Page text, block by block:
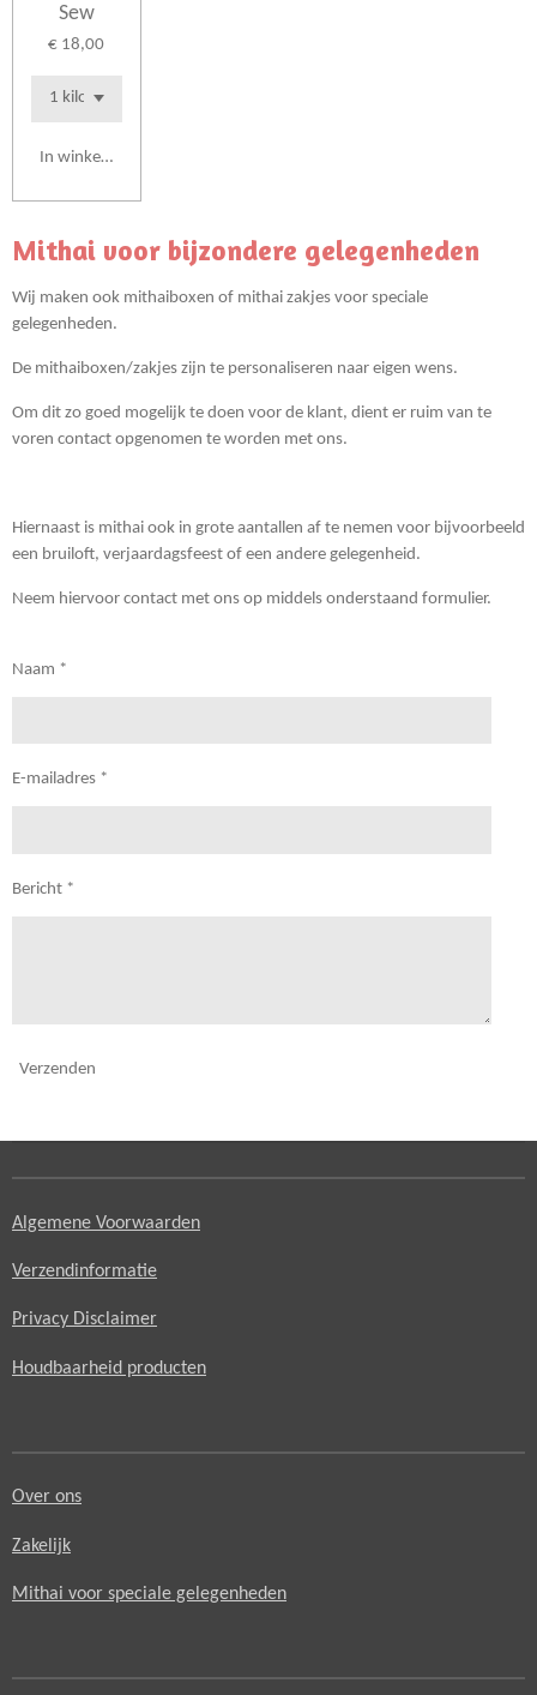
Sew
€ 18,00
In winkelwagen
Mithai voor bijzondere gelegenheden
Wij maken ook mithaiboxen of mithai zakjes voor speciale
gelegenheden.
De mithaiboxen/zakjes zijn te personaliseren naar eigen wens.
Om dit zo goed mogelijk te doen voor de klant, dient er ruim van te
voren contact opgenomen te worden met ons.
Hiernaast is mithai ook in grote aantallen af te nemen voor bijvoorbeeld
een bruiloft, verjaardagsfeest of een andere gelegenheid.
Neem hiervoor contact met ons op middels onderstaand formulier.
Naam *
E-mailadres *
Bericht *
Verzenden
Algemene Voorwaarden
Verzendinformatie
Privacy Disclaimer
Houdbaarheid producten
Over ons
Zakelijk
Mithai voor speciale gelegenheden